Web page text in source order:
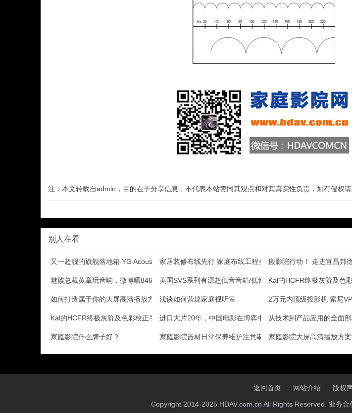
注：本文转载自admin，目的在于分享信息，不代表本站赞同其观点和对其真实性负责，如有侵权请
别人在看
又一超靓的旗舰落地箱 YG Acoustics So家居装修布线先行 家庭布线工程全攻略搬影院行动！ 走进宜昌邦
魅族总裁黄章玩音响，微博晒846万天价器材美国SVS系列有源超低音音箱/低音炮测评Kal的HCFR终极灰阶及色
如何打造属于你的大屏高清播放方案 ？浅谈如何营建家庭视听室 2万元内顶级投影机 索尼
Kal的HCFR终极灰阶及色彩校正手册(原创翻译)一进口大片20年，中国电影在博弈中成长从技术到产品应用的全面
家庭影院什么牌子好？ 家庭影院器材日常保养维护注意事项家庭影院大屏高清播放方
返回首页 网站介绍 版权
Copyright 2014-2025 HDAV.com.cn All Rights Reserved. 业务